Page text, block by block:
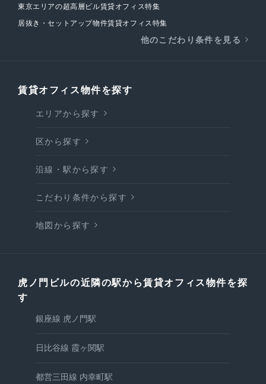
東京エリアの超高層ビル賃貸オフィス特集
居抜き・セットアップ物件賃貸オフィス特集
他のこだわり条件を見る
賃貸オフィス物件を探す
エリアから探す
区から探す
沿線・駅から探す
こだわり条件から探す
地図から探す
虎ノ門ビルの近隣の駅から賃貸オフィス物件を探
す
銀座線 虎ノ門駅
日比谷線 霞ヶ関駅
都営三田線 内幸町駅